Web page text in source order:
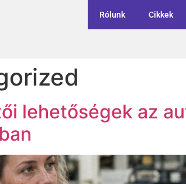
Rólunk Cikkek
lehetőségek az